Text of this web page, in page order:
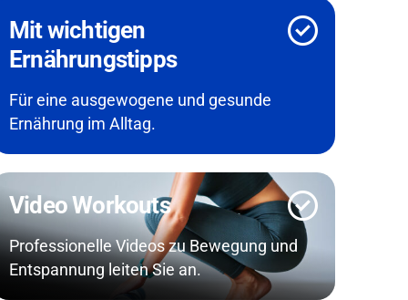
Mit wichtigen
Ernährungstipps
Für eine ausgewogene und gesunde
Ernährung im Alltag.
Video Workouts
Professionelle Videos zu Bewegung und
Entspannung leiten Sie an.